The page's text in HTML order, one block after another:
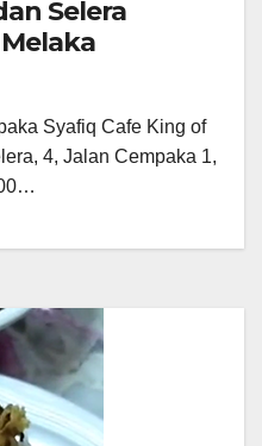
Selera
Syafiq Cafe King of
4, Jalan Cempaka 1,